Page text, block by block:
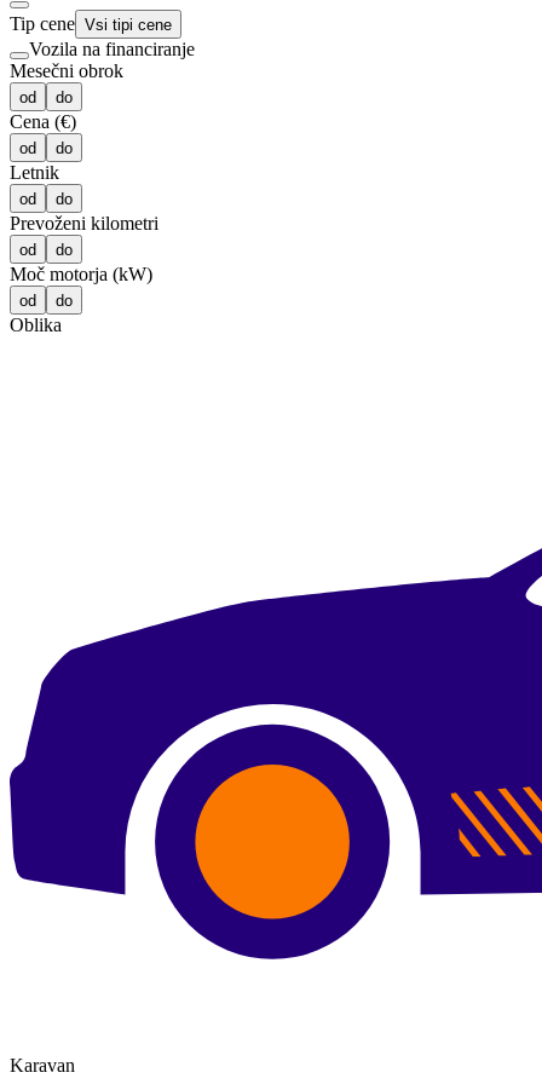
Tip cene Vsi tipi cene
Vozila na financiranje
Mesečni obrok
od do
Cena (€)
od do
Letnik
od do
Prevoženi kilometri
od do
Moč motorja (kW)
od do
Oblika
Karavan